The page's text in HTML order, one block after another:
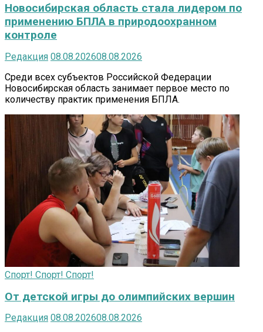
Новосибирская область стала лидером по
применению БПЛА в природоохранном
контроле
Редакция 08.08.202608.08.2026
Среди всех субъектов Российской Федерации
Новосибирская область занимает первое место по
количеству практик применения БПЛА.
Спорт! Спорт! Спорт!
От детской игры до олимпийских вершин
Редакция 08.08.202608.08.2026